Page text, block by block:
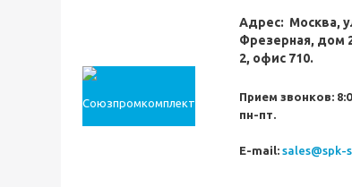
Адрес: Москва,
Фрезерная, дом
2, офис 710.
Прием звонков:
пн-пт.
E-mail: sales@spk-